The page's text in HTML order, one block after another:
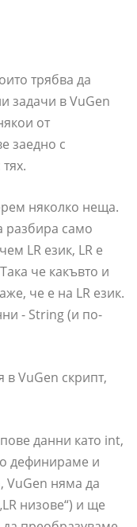
трябва да
задачи в VuGen
от
заедно с
няколко неща.
разбира само
LR език, LR е
че какъвто и
че е на LR език.
- String (и по-
VuGen скрипт,
данни като int,
дефинираме и
VuGen няма да
низове“) и ще